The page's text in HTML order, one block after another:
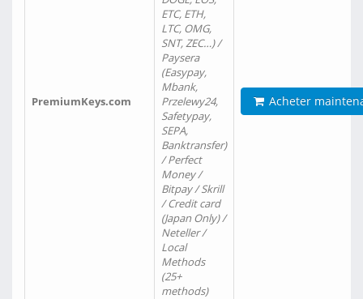
PremiumKeys.com
ETC, ETH,
LTC, OMG,
SNT, ZEC…) /
Paysera
(Easypay,
Mbank,
Przelewy24,
Safetypay,
SEPA,
Banktransfer)
/ Perfect
Money /
Bitpay / Skrill
/ Credit card
(Japan Only) /
Neteller /
Local
Methods
(25+
methods)
Acheter